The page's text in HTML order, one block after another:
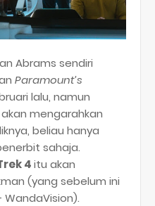
Abrams sendiri
Paramount’s
lalu, namun
mengarahkan
beliau hanya
sahaja.
4itu akan
(yang sebelum ini
WandaVision).